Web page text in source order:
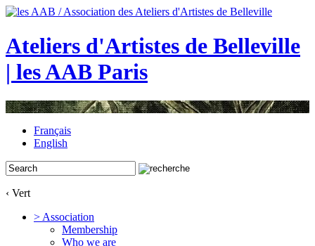
Ateliers d'Artistes de Belleville
| les AAB Paris
Français
English
‹ Vert
> Association
Membership
Who we are